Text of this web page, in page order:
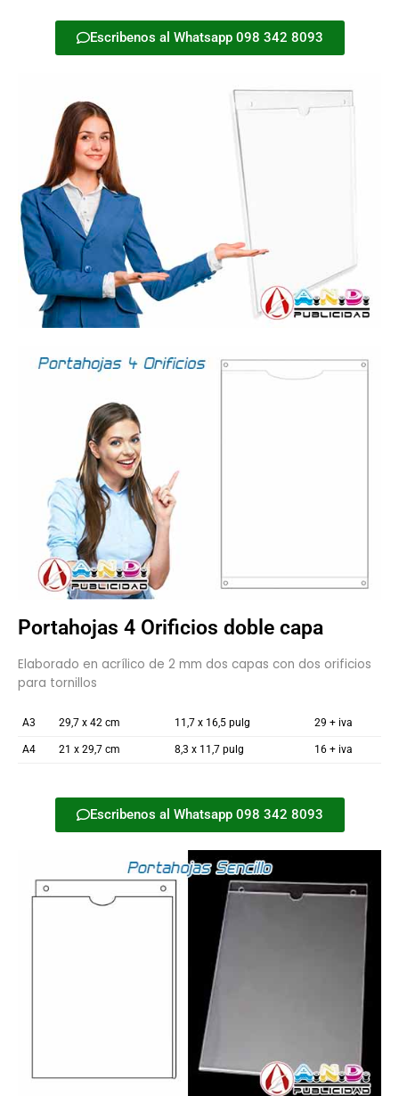
Escribenos al Whatsapp 098 342 8093
Portahojas 4 Orificios doble capa
Elaborado en acrílico de 2 mm dos capas con dos orificios
para tornillos
A3 29,7 x 42 cm 11,7 x 16,5 pulg 29 + iva
A4 21 x 29,7 cm 8,3 x 11,7 pulg 16 + iva
Escribenos al Whatsapp 098 342 8093